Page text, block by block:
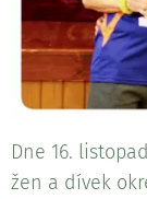
Dne 16.
žen a dívek